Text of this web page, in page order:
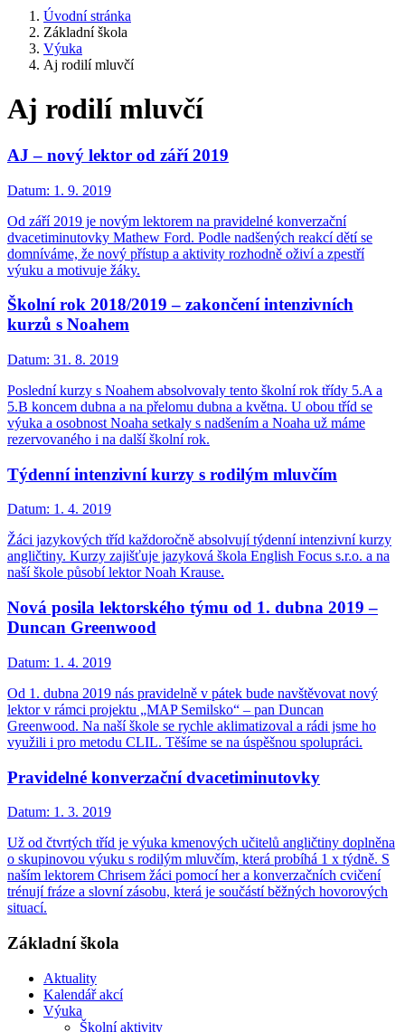
Úvodní stránka
Základní škola
Výuka
Aj rodilí mluvčí
Aj rodilí mluvčí
AJ – nový lektor od září 2019
Datum: 1. 9. 2019
Od září 2019 je novým lektorem na pravidelné konverzační
dvacetiminutovky Mathew Ford. Podle nadšených reakcí dětí se
domníváme, že nový přístup a aktivity rozhodně oživí a zpestří
výuku a motivuje žáky.
Školní rok 2018/2019 – zakončení intenzivních
kurzů s Noahem
Datum: 31. 8. 2019
Poslední kurzy s Noahem absolvovaly tento školní rok třídy 5.A a
5.B koncem dubna a na přelomu dubna a května. U obou tříd se
výuka a osobnost Noaha setkaly s nadšením a Noaha už máme
rezervovaného i na další školní rok.
Týdenní intenzivní kurzy s rodilým mluvčím
Datum: 1. 4. 2019
Žáci jazykových tříd každoročně absolvují týdenní intenzivní kurzy
angličtiny. Kurzy zajišťuje jazyková škola English Focus s.r.o. a na
naší škole působí lektor Noah Krause.
Nová posila lektorského týmu od 1. dubna 2019 –
Duncan Greenwood
Datum: 1. 4. 2019
Od 1. dubna 2019 nás pravidelně v pátek bude navštěvovat nový
lektor v rámci projektu „MAP Semilsko“ – pan Duncan
Greenwood. Na naší škole se rychle aklimatizoval a rádi jsme ho
využili i pro metodu CLIL. Těšíme se na úspěšnou spolupráci.
Pravidelné konverzační dvacetiminutovky
Datum: 1. 3. 2019
Už od čtvrtých tříd je výuka kmenových učitelů angličtiny doplněna
o skupinovou výuku s rodilým mluvčím, která probíhá 1 x týdně. S
naším lektorem Chrisem žáci pomocí her a konverzačních cvičení
trénují fráze a slovní zásobu, která je součástí běžných hovorových
situací.
Základní škola
Aktuality
Kalendář akcí
Výuka
Školní aktivity